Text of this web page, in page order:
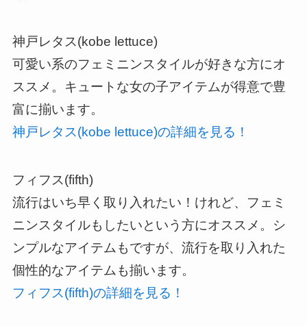
神戸レタス(kobe lettuce)
可愛い系のフェミニンスタイルが好きな方にオ
ススメ。キュートな女の子アイテムが得意で豊
富に揃います。
神戸レタス(kobe lettuce)の詳細を見る！
フィフス(fifth)
流行はいち早く取り入れたい！けれど、フェミ
ニンスタイルもしたいという方にオススメ。シ
ンプルなアイテムもですが、流行を取り入れた
個性的なアイテムも揃います。
フィフス(fifth)の詳細を見る！